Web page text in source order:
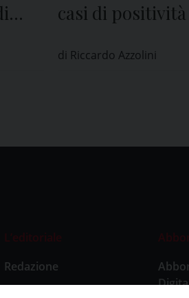
casi di
di Riccardo Azzolini
L’editoriale
Redazione
Storia